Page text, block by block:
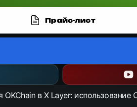
Прайс-лист
в X Layer: